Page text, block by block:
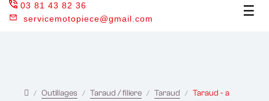
☰
03 81 43 82 36
servicemotopiece@gmail.com
Outillages Taraud / filiere Taraud
Taraud - a